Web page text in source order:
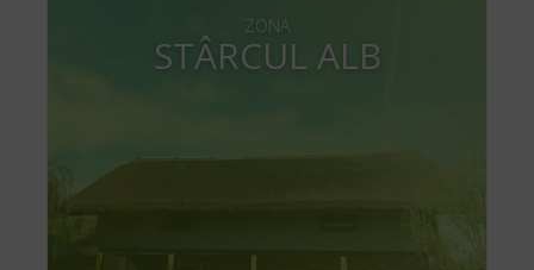
ZONA
STÂRCUL ALB